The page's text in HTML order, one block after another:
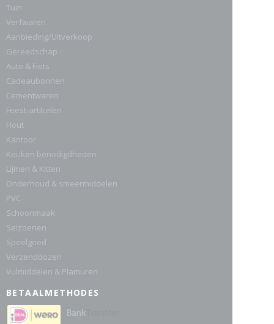
Tuin
Verfwaren
Aanbieding/Uitverkoop
Gereedschap
Auto & Fiets
Cadeaubonnen
Cementwaren
Feest-artikelen
Hout
Kantoor
Keuken benodigdheden
Lijmen & Kitten
Onderhoud & smeermiddelen
PVC
Schoonmaak
Seizoenen
Speelgoed
Verzenddozen
Vulmiddelen & Plamuren
BETAALMETHODES